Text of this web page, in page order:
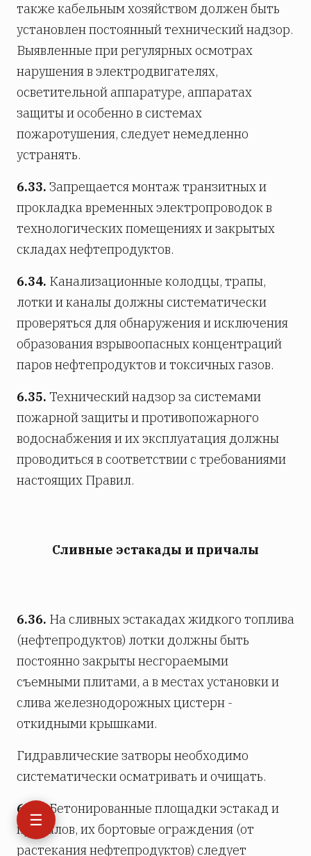
☰
также кабельным хозяйством должен быть
установлен постоянный технический надзор.
Выявленные при регулярных осмотрах
нарушения в электродвигателях,
осветительной аппаратуре, аппаратах
защиты и особенно в системах
пожаротушения, следует немедленно
устранять.
6.33. Запрещается монтаж транзитных и
прокладка временных электропроводок в
технологических помещениях и закрытых
складах нефтепродуктов.
6.34. Канализационные колодцы, трапы,
лотки и каналы должны систематически
проверяться для обнаружения и исключения
образования взрывоопасных концентраций
паров нефтепродуктов и токсичных газов.
6.35. Технический надзор за системами
пожарной защиты и противопожарного
водоснабжения и их эксплуатация должны
проводиться в соответствии с требованиями
настоящих Правил.
Сливные эстакады и причалы
6.36. На сливных эстакадах жидкого топлива
(нефтепродуктов) лотки должны быть
постоянно закрыты несгораемыми
съемными плитами, а в местах установки и
слива железнодорожных цистерн -
откидными крышками.
Гидравлические затворы необходимо
систематически осматривать и очищать.
6.37.Бетонированные площадки эстакад и
причалов, их бортовые ограждения (от
растекания нефтепродуктов) следует